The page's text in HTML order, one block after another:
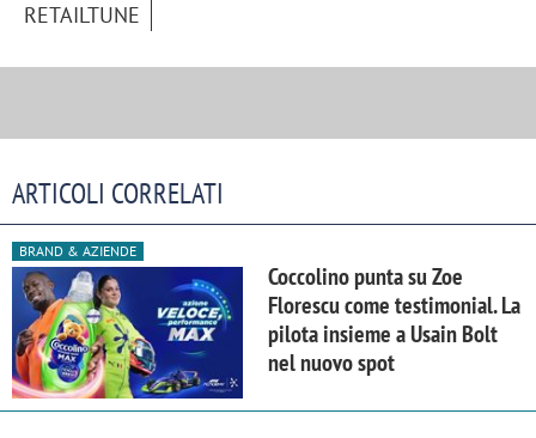
RETAILTUNE
ARTICOLI CORRELATI
BRAND & AZIENDE
Coccolino punta su Zoe
Florescu come testimonial. La
pilota insieme a Usain Bolt
nel nuovo spot